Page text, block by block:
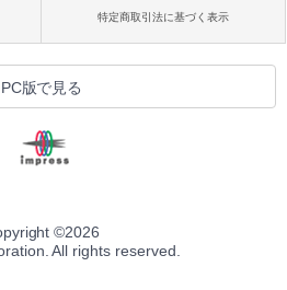
特定商取引法に基づく表示
PC版で見る
©2026
All rights reserved.